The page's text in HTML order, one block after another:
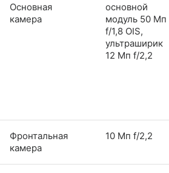
Основная
камера
основной
модуль 50 Мп
f/1,8 OIS,
ультраширик
12 Мп f/2,2
Фронтальная
камера
10 Мп f/2,2